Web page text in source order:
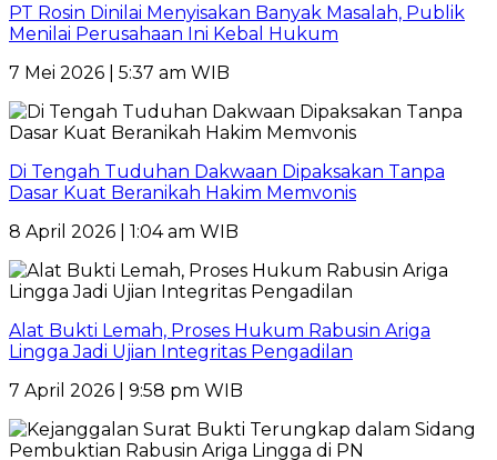
PT Rosin Dinilai Menyisakan Banyak Masalah, Publik
Menilai Perusahaan Ini Kebal Hukum
7 Mei 2026 | 5:37 am WIB
Di Tengah Tuduhan Dakwaan Dipaksakan Tanpa
Dasar Kuat Beranikah Hakim Memvonis
8 April 2026 | 1:04 am WIB
Alat Bukti Lemah, Proses Hukum Rabusin Ariga
Lingga Jadi Ujian Integritas Pengadilan
7 April 2026 | 9:58 pm WIB